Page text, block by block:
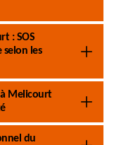
: SOS
selon les
à Melicourt
du